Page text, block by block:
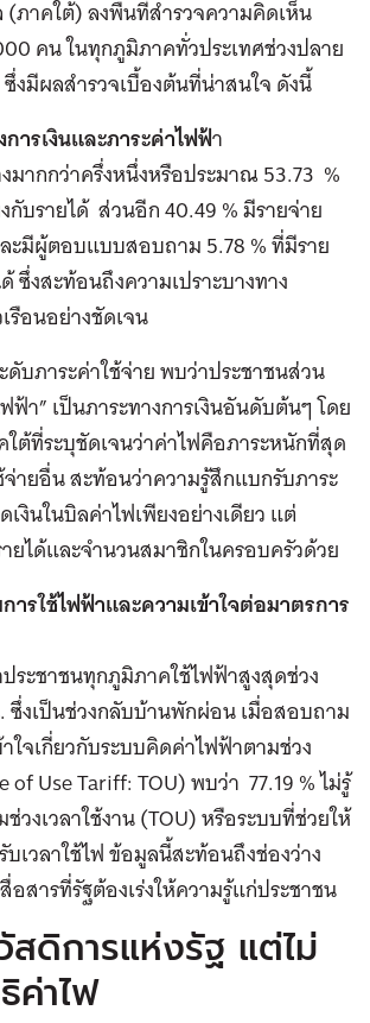
ภาคใต้) ลงพื้นที่สำรวจความคิดเห็น
คน ในทุกภูมิภาคทั่วประเทศช่วงปลาย
งมีผลสำรวจเบื้องต้นที่น่าสนใจ ดังนี้
ารเงินและภาระค่าไฟฟ้า
มากกว่าครึ่งหนึ่งหรือประมาณ 53.73 %
กับรายได้ ส่วนอีก 40.49 % มีรายจ่าย
ะมีผู้ตอบแบบสอบถาม 5.78 % ที่มีราย
ซึ่งสะท้อนถึงความเปราะบางทาง
รือนอย่างชัดเจน
บภาระค่าใช้จ่าย พบว่าประชาชนส่วน
ฟ้า” เป็นภาระทางการเงินอันดับต้นๆ โดย
ต้ที่ระบุชัดเจนว่าค่าไฟคือภาระหนักที่สุด
ายอื่น สะท้อนว่าความรู้สึกแบกรับภาระ
งินในบิลค่าไฟเพียงอย่างเดียว แต่
ยได้และจำนวนสมาชิกในครอบครัวด้วย
รใช้ไฟฟ้าและความเข้าใจต่อมาตรการ
ระชาชนทุกภูมิภาคใช้ไฟฟ้าสูงสุดช่วง
ซึ่งเป็นช่วงกลับบ้านพักผ่อน เมื่อสอบถาม
ใจเกี่ยวกับระบบคิดค่าไฟฟ้าตามช่วง
of Use Tariff: TOU) พบว่า 77.19 % ไม่รู้
วงเวลาใช้งาน (TOU) หรือระบบที่ช่วยให้
เวลาใช้ไฟ ข้อมูลนี้สะท้อนถึงช่องว่าง
สารที่รัฐต้องเร่งให้ความรู้แก่ประชาชน
ดิการแห่งรัฐ แต่ไม่
ค่าไฟ